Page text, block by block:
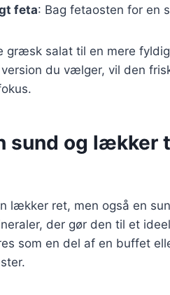
feta: Bag fetaosten for en
græsk salat til en mere
du vælger, vil den
sund og lækker
lækker ret, men også en
der gør den til et
som en del af en buffet